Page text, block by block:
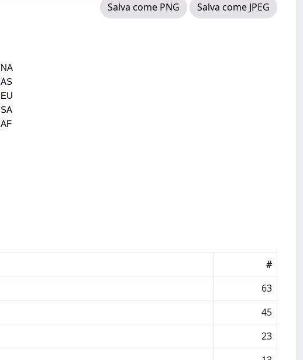
Salva come PNG
Salva come JPEG
NA
AS
EU
SA
AF
#
63
45
23